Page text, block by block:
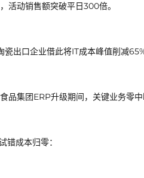
活动销售额突破平日300倍。
出口企业借此将IT成本峰值削减
集团ERP升级期间，关键业务零中
错成本归零：